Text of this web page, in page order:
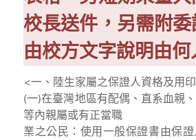
校長送件，另需附
由校方文字說明由何
<一、陸生家屬之保證人資格及用印
(一)在臺灣地區有配偶、直系血親
等內親屬或有正當職
業之公民：使用一般保證書由保